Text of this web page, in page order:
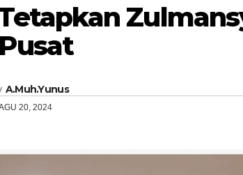
A.Muh.Yunus
20, 2024